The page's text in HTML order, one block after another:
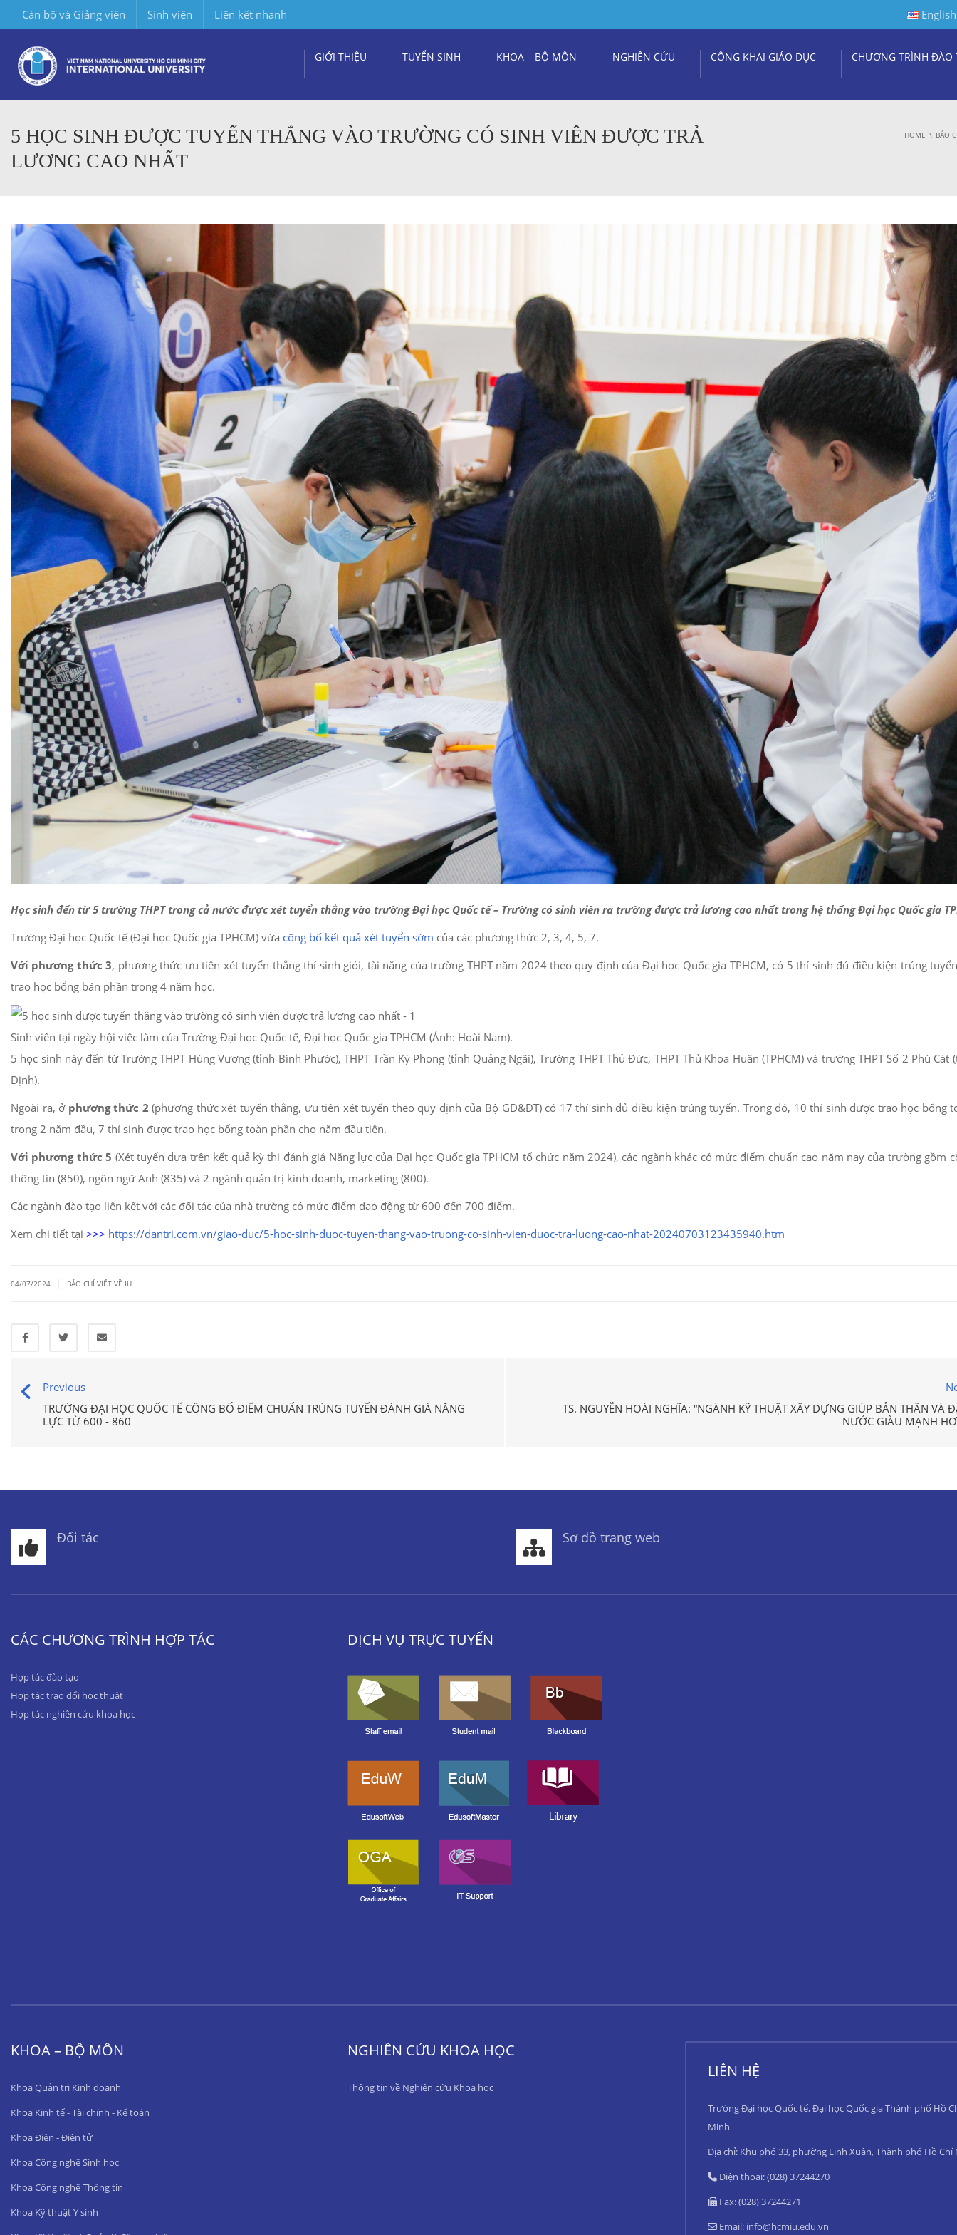
Cán bộ và Giảng viên Sinh viên Liên kết nhanh English
GIỚI THIỆU TUYỂN SINH KHOA – BỘ MÔN NGHIÊN CỨU CÔNG KHAI GIÁO DỤC CHƯƠNG TRÌNH ĐÀO
5 HỌC SINH ĐƯỢC TUYỂN THẲNG VÀO TRƯỜNG CÓ SINH VIÊN ĐƯỢC TRẢ
LƯƠNG CAO NHẤT
HOME BÁO
Học sinh đến từ 5 trường THPT trong cả nước được xét tuyển thẳng vào trường Đại học Quốc tế – Trường có sinh viên ra trường được trả lương cao nhất trong hệ thống Đại học Quốc gia
Trường Đại học Quốc tế (Đại học Quốc gia TPHCM) vừa công bố kết quả xét tuyển sớm của các phương thức 2, 3, 4, 5, 7.
Với phương thức 3, phương thức ưu tiên xét tuyển thẳng thí sinh giỏi, tài năng của trường THPT năm 2024 theo quy định của Đại học Quốc gia TPHCM, có 5 thí sinh đủ điều kiện trúng
trao học bổng bán phần trong 4 năm học.
Sinh viên tại ngày hội việc làm của Trường Đại học Quốc tế, Đại học Quốc gia TPHCM (Ảnh: Hoài Nam).
5 học sinh này đến từ Trường THPT Hùng Vương (tỉnh Bình Phước), THPT Trần Kỳ Phong (tỉnh Quảng Ngãi), Trường THPT Thủ Đức, THPT Thủ Khoa Huân (TPHCM) và trường THPT Số 2 Phù Cát
Định).
Ngoài ra, ởphương thức 2 (phương thức xét tuyển thẳng, ưu tiên xét tuyển theo quy định của Bộ GD&ĐT) có 17 thí sinh đủ điều kiện trúng tuyển. Trong đó, 10 thí sinh được trao học bổng
trong 2 năm đầu, 7 thí sinh được trao học bổng toàn phần cho năm đầu tiên.
Với phương thức 5 (Xét tuyển dựa trên kết quả kỳ thi đánh giá Năng lực của Đại học Quốc gia TPHCM tổ chức năm 2024), các ngành khác có mức điểm chuẩn cao năm nay của trường gồm
thông tin (850), ngôn ngữ Anh (835) và 2 ngành quản trị kinh doanh, marketing (800).
Các ngành đào tạo liên kết với các đối tác của nhà trường có mức điểm dao động từ 600 đến 700 điểm.
Xem chi tiết tại >>> https://dantri.com.vn/giao-duc/5-hoc-sinh-duoc-tuyen-thang-vao-truong-co-sinh-vien-duoc-tra-luong-cao-nhat-20240703123435940.htm
04/07/2024 BÁO CHÍ VIẾT VỀ IU
Previous
TRƯỜNG ĐẠI HỌC QUỐC TẾ CÔNG BỐ ĐIỂM CHUẨN TRÚNG TUYỂN ĐÁNH GIÁ NĂNG
LỰC TỪ 600 - 860
TS. NGUYỄN HOÀI NGHĨA: “NGÀNH KỸ THUẬT XÂY DỰNG GIÚP BẢN THÂN VÀ
NƯỚC GIÀU MẠNH
Đối tác Sơ đồ trang web
CÁC CHƯƠNG TRÌNH HỢP TÁC
Hợp tác đào tạo
Hợp tác trao đổi học thuật
Hợp tác nghiên cứu khoa học
DỊCH VỤ TRỰC TUYẾN
KHOA – BỘ MÔN
Khoa Quản trị Kinh doanh
Khoa Kinh tế - Tài chính - Kế toán
Khoa Điện - Điện tử
Khoa Công nghệ Sinh học
Khoa Công nghệ Thông tin
Khoa Kỹ thuật Y sinh
NGHIÊN CỨU KHOA HỌC
Thông tin về Nghiên cứu Khoa học
LIÊN HỆ
Trường Đại học Quốc tế, Đại học Quốc gia Thành phố Hồ
Minh
Địa chỉ: Khu phố 33, phường Linh Xuân, Thành phố Hồ Chí
Điện thoại: (028) 37244270
Fax: (028) 37244271
Email: info@hcmiu.edu.vn